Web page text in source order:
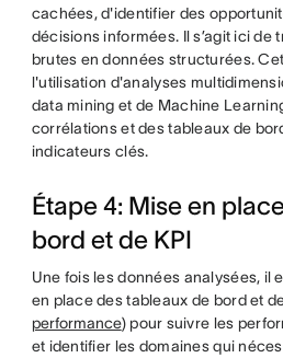
cachées, d'identifier des
décisions informées. Il s’agit ici de
brutes en données structurées.
l'utilisation d'analyses
data mining et de Machine
corrélations et des tableaux de
indicateurs clés.
Étape 4: Mise en
bord et de KPI
Une fois les données analysées, il
en place des tableaux de bord et
performance) pour suivre les
et identifier les domaines qui